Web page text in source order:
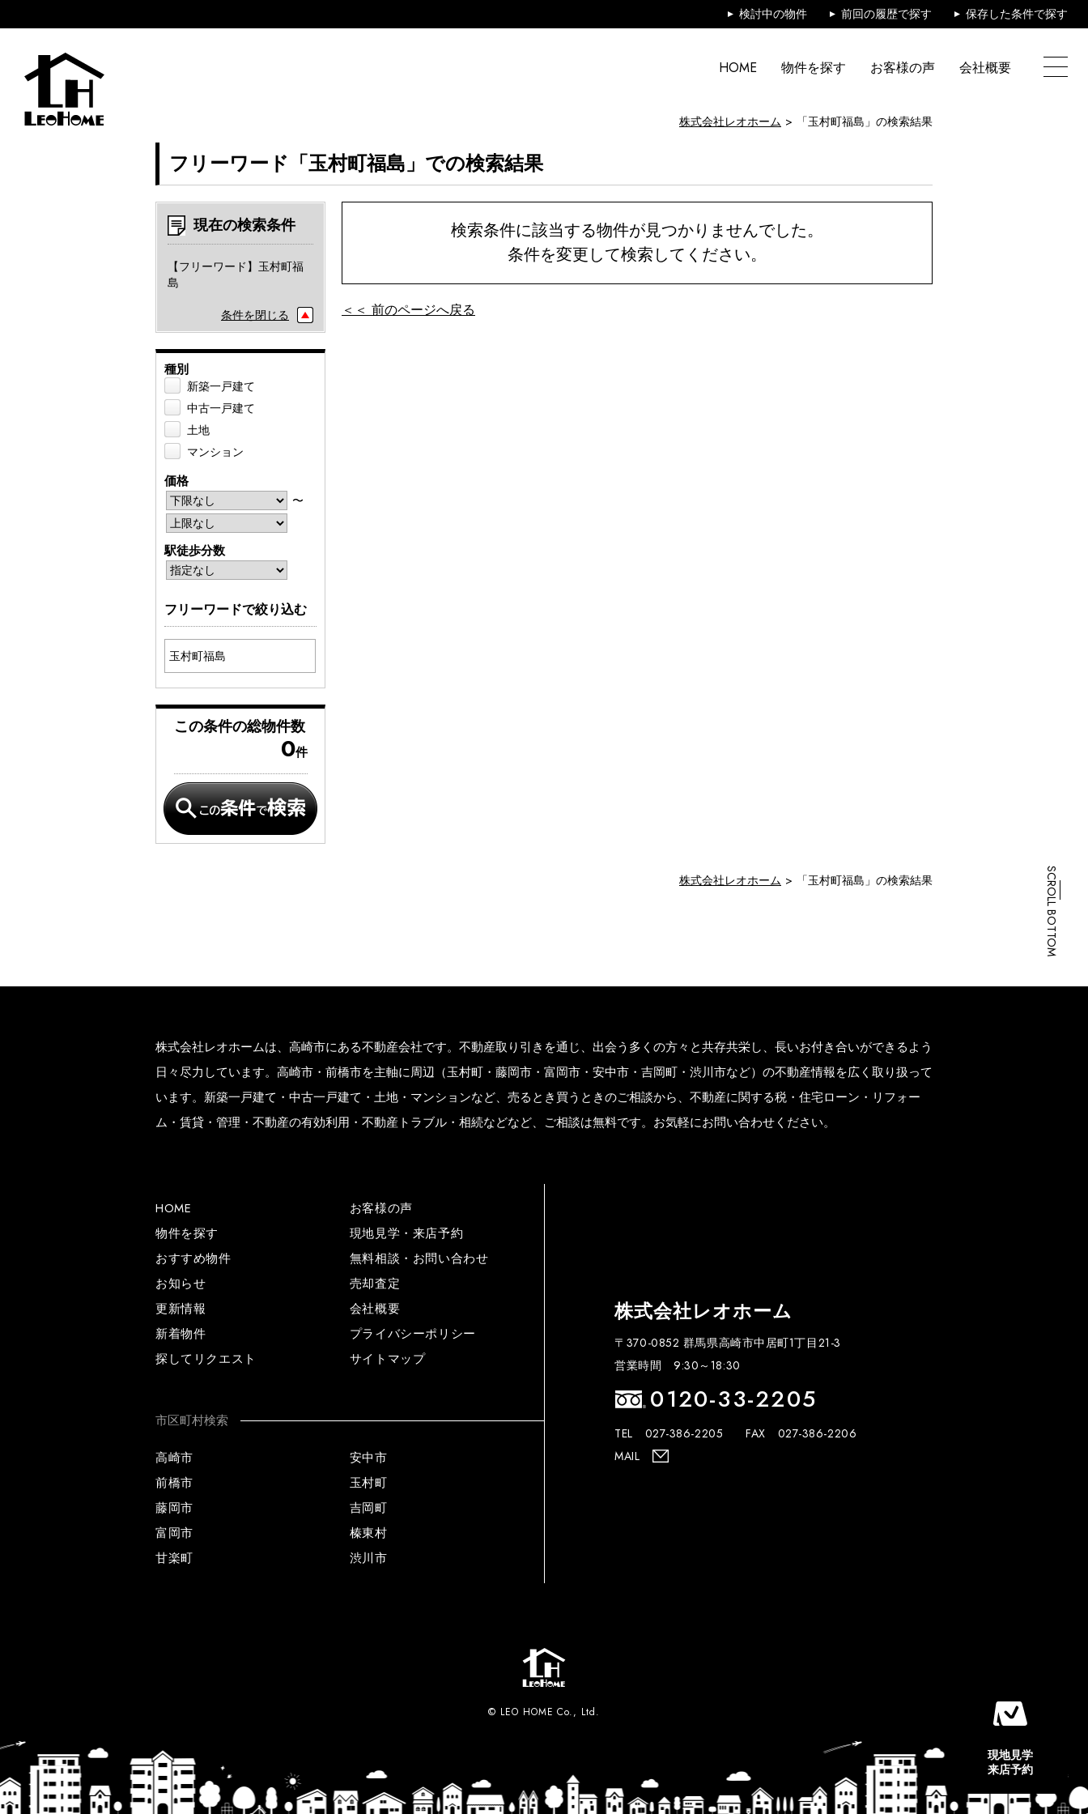
検討中の物件 前回の履歴で探す 保存した条件で探す
HOME 物件を探す お客様の声 会社概要
株式会社レオホーム 「玉村町福島」の検索結果
フリーワード「玉村町福島」での検索結果
検索条件に該当する物件が見つかりませんでした。
条件を変更して検索してください。
＜＜ 前のページへ戻る
現在の検索条件
【フリーワード】玉村町福
島
条件を閉じる
種別
新築一戸建て
中古一戸建て
土地
マンション
価格
〜
駅徒歩分数
フリーワードで絞り込む
この条件の総物件数
0件
株式会社レオホーム 「玉村町福島」の検索結果
株式会社レオホームは、高崎市にある不動産会社です。不動産取り引きを通じ、出会う多くの方々と共存共栄し、長いお付き合いができるよう
日々尽力しています。高崎市・前橋市を主軸に周辺（玉村町・藤岡市・富岡市・安中市・吉岡町・渋川市など）の不動産情報を広く取り扱って
います。新築一戸建て・中古一戸建て・土地・マンションなど、売るとき買うときのご相談から、不動産に関する税・住宅ローン・リフォー
ム・賃貸・管理・不動産の有効利用・不動産トラブル・相続などなど、ご相談は無料です。お気軽にお問い合わせください。
HOME
物件を探す
おすすめ物件
お知らせ
更新情報
新着物件
探してリクエスト
お客様の声
現地見学・来店予約
無料相談・お問い合わせ
売却査定
会社概要
プライバシーポリシー
サイトマップ
市区町村検索
高崎市
前橋市
藤岡市
富岡市
甘楽町
安中市
玉村町
吉岡町
榛東村
渋川市
株式会社レオホーム
〒370-0852 群馬県高崎市中居町1丁目21-3
営業時間 9:30～18:30
0120-33-2205
TEL 027-386-2205
FAX 027-386-2206
MAIL
© LEO HOME Co., Ltd.
SCROLL BOTTOM
現地見学
来店予約